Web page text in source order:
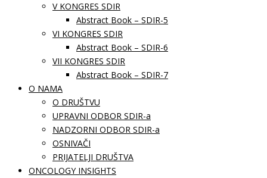
V KONGRES SDIR
Abstract Book – SDIR-5
VI KONGRES SDIR
Abstract Book – SDIR-6
VII KONGRES SDIR
Abstract Book – SDIR-7
O NAMA
O DRUŠTVU
UPRAVNI ODBOR SDIR-a
NADZORNI ODBOR SDIR-a
OSNIVAČI
PRIJATELJI DRUŠTVA
ONCOLOGY INSIGHTS